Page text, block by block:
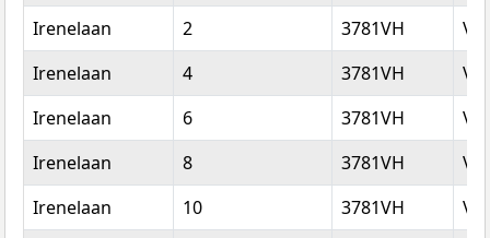
Irenelaan 2 3781VH
Irenelaan
4 3781VH
Irenelaan
6 3781VH
Irenelaan
8 3781VH
Irenelaan
10 3781VH